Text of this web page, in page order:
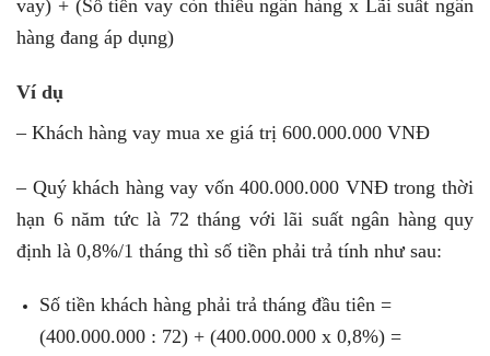
vay) + (Số tiền vay còn thiếu ngân hàng x Lãi suất ngân
hàng đang áp dụng)
Ví dụ
– Khách hàng vay mua xe giá trị 600.000.000 VNĐ
– Quý khách hàng vay vốn 400.000.000 VNĐ trong thời
hạn 6 năm tức là 72 tháng với lãi suất ngân hàng quy
định là 0,8%/1 tháng thì số tiền phải trả tính như sau:
Số tiền khách hàng phải trả tháng đầu tiên =
(400.000.000 : 72) + (400.000.000 x 0,8%) =